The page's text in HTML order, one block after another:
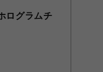
ログラムチ